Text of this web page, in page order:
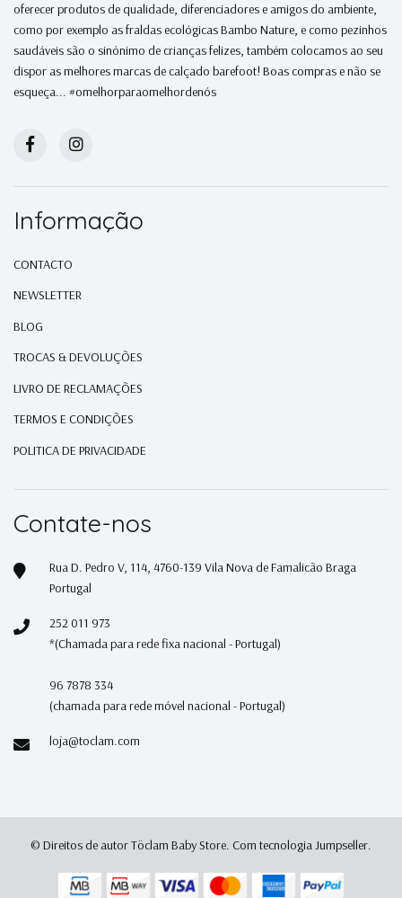
oferecer produtos de qualidade, diferenciadores e amigos do ambiente,
como por exemplo as fraldas ecológicas Bambo Nature, e como pezinhos
saudáveis são o sinónimo de crianças felizes, também colocamos ao seu
dispor as melhores marcas de calçado barefoot! Boas compras e não se
esqueça... #omelhorparaomelhordenós
Informação
CONTACTO
NEWSLETTER
BLOG
TROCAS & DEVOLUÇÕES
LIVRO DE RECLAMAÇÕES
TERMOS E CONDIÇÕES
POLITICA DE PRIVACIDADE
Contate-nos
Rua D. Pedro V, 114, 4760-139 Vila Nova de Famalicão Braga
Portugal
252 011 973
*(Chamada para rede fixa nacional - Portugal)
96 7878 334
(chamada para rede móvel nacional - Portugal)
loja@toclam.com
© Direitos de autor Töclam Baby Store. Com tecnologia Jumpseller.